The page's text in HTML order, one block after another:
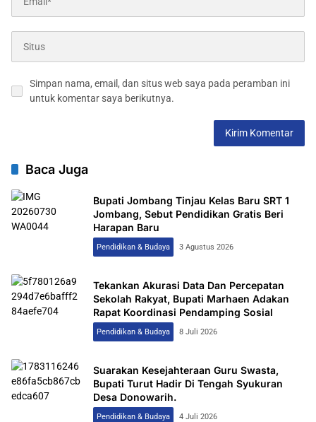
Simpan nama, email, dan situs web saya pada peramban ini
untuk komentar saya berikutnya.
Baca Juga
Bupati Jombang Tinjau Kelas Baru SRT 1
Jombang, Sebut Pendidikan Gratis Beri
Harapan Baru
Pendidikan & Budaya 3 Agustus 2026
Tekankan Akurasi Data Dan Percepatan
Sekolah Rakyat, Bupati Marhaen Adakan
Rapat Koordinasi Pendamping Sosial
Pendidikan & Budaya 8 Juli 2026
Suarakan Kesejahteraan Guru Swasta,
Bupati Turut Hadir Di Tengah Syukuran
Desa Donowarih.
Pendidikan & Budaya 4 Juli 2026